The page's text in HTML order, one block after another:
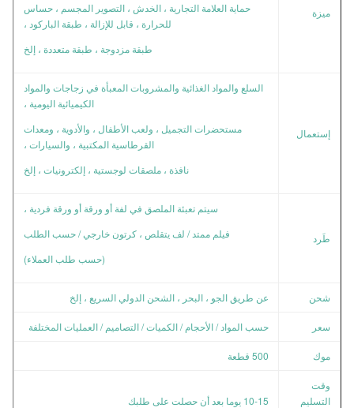
ميزة
حماية العلامة التجارية ، الخدش ، التصوير المجسم ، حساس
للحرارة ، قابل للإزالة ، طبقة الباركود ،
طبقة مزدوجة ، طبقة متعددة ، إلخ
إستعمال
السلع والمواد الغذائية والمشروبات المعبأة في زجاجات والمواد
الكيميائية اليومية ،
مستحضرات التجميل ، ولعب الأطفال ، والأدوية ، ومعدات
القرطاسية المكتبية ، والسيارات ،
نافذة ، ملصقات لوجستية ، إلكترونيات ، إلخ
طَرد
سيتم تعبئة الملصق في لفة أو ورقة أو ورقة فردية ،
فيلم ممتد / لف يتقلص ، كرتون خارجي / حسب الطلب
(حسب طلب العملاء)
شحن عن طريق الجو ، البحر ، الشحن الدولي السريع ، إلخ
سعر حسب المواد / الأحجام / الكميات / التصاميم / العمليات المختلفة
موك 500 قطعة
وقت
التسليم
10-15 يوما بعد أن حصلت على طلبك